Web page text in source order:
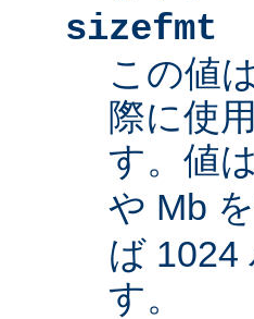
sizefmt
この値
際に使
す。値
や Mb
ば 1024
す。